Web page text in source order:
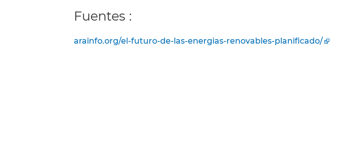
Fuentes :
arainfo.org/el-futuro-de-las-energias-renovables-planificado/